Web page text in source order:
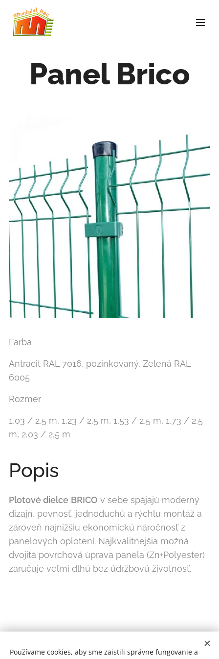
Panel Brico
Farba
Antracit RAL 7016, pozinkovaný, Zelená RAL
6005
Rozmer
1,03 / 2,5 m, 1,23 / 2,5 m, 1,53 / 2,5 m, 1,73 / 2,5
m, 2,03 / 2,5 m
Popis
Plotové dielce BRICO v sebe spájajú moderný
dizajn, pevnosť, jednoduchú a rýchlu montáž a
zároveň najnižšiu ekonomickú náročnosť z
panelových oplotení. Najkvalitnejšia možná
dvojitá povrchová úprava panela (Zn+Polyester)
zaručuje veľmi dlhú bez údržbovú životnosť.
Since
Používame cookies, aby sme zaistili správne fungovanie a